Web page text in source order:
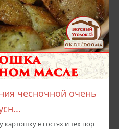
чесночной очень
картошку в гостях и тех пор